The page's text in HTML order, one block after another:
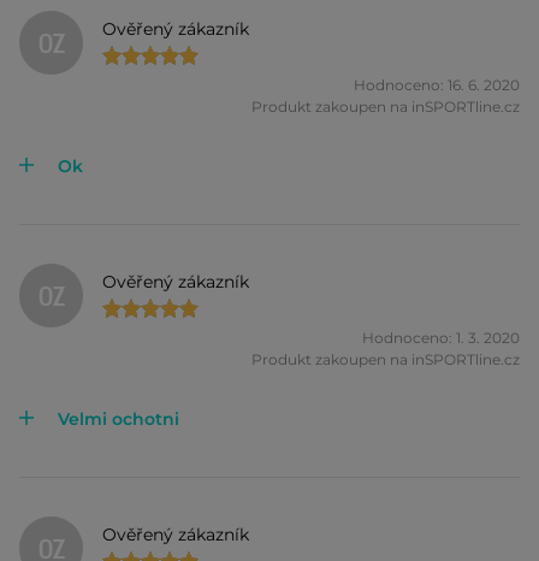
OZ Ověřený zákazník
Hodnoceno: 16. 6. 2020
Produkt zakoupen na inSPORTline.cz
Ok
OZ Ověřený zákazník
Hodnoceno: 1. 3. 2020
Produkt zakoupen na inSPORTline.cz
Velmi ochotni
OZ Ověřený zákazník